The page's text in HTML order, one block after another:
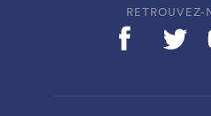
RETROUVEZ-